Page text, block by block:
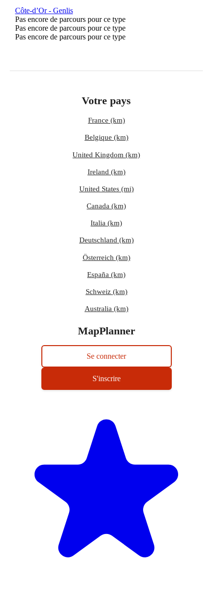
Côte-d’Or - Genlis
Pas encore de parcours pour ce type
Pas encore de parcours pour ce type
Pas encore de parcours pour ce type
Votre pays
France (km)
Belgique (km)
United Kingdom (km)
Ireland (km)
United States (mi)
Canada (km)
Italia (km)
Deutschland (km)
Österreich (km)
España (km)
Schweiz (km)
Australia (km)
MapPlanner
Se connecter
S'inscrire